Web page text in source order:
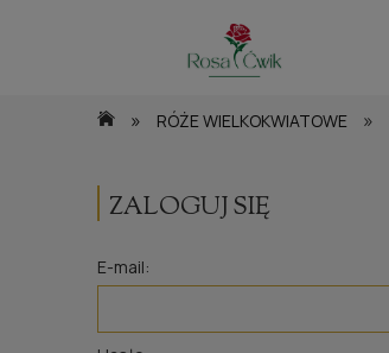
» RÓŻE WIELKOKWIATOWE »
ZALOGUJ SIĘ
E-mail: